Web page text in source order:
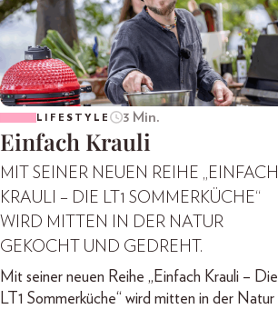
LIFESTYLE 3 Min.
Einfach Krauli
MIT SEINER NEUEN REIHE „EINFACH
KRAULI – DIE LT1 SOMMERKÜCHE“
WIRD MITTEN IN DER NATUR
GEKOCHT UND GEDREHT.
Mit seiner neuen Reihe „Einfach Krauli – Die
LT1 Sommerküche“ wird mitten in der Natur